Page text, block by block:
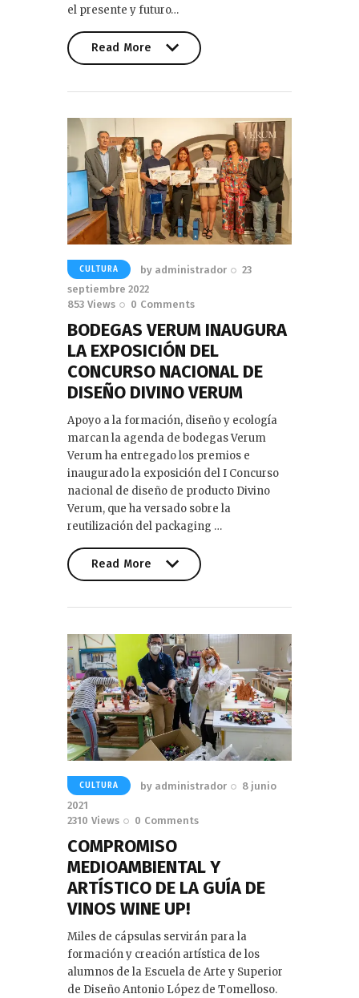
el presente y futuro…
Read More
CULTURA by administrador
23
septiembre 2022
853 Views 0 Comments
BODEGAS VERUM INAUGURA
LA EXPOSICIÓN DEL
CONCURSO NACIONAL DE
DISEÑO DIVINO VERUM
Apoyo a la formación, diseño y ecología
marcan la agenda de bodegas Verum
Verum ha entregado los premios e
inaugurado la exposición del I Concurso
nacional de diseño de producto Divino
Verum, que ha versado sobre la
reutilización del packaging …
Read More
CULTURA by administrador
8 junio
2021
2310 Views 0 Comments
COMPROMISO
MEDIOAMBIENTAL Y
ARTÍSTICO DE LA GUÍA DE
VINOS WINE UP!
Miles de cápsulas servirán para la
formación y creación artística de los
alumnos de la Escuela de Arte y Superior
de Diseño Antonio López de Tomelloso.